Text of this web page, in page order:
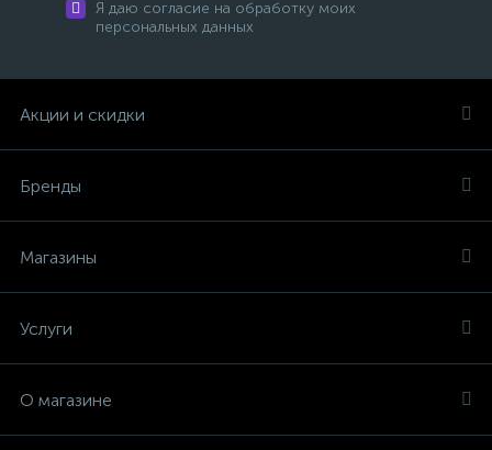
Я даю согласие на обработку моих
персональных данных
Акции и скидки
Бренды
Магазины
Услуги
О магазине